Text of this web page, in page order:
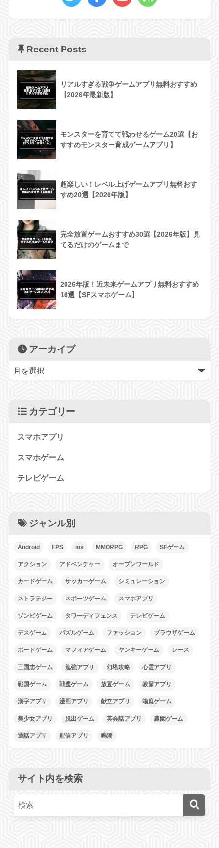
Recent Posts
リアルすぎる戦争ゲームアプリ無料おすすめ
【2026年最新版】
モンスターを育てて戦わせるゲーム20選【お
すすめモンスター育成ゲームアプリ】
超楽しい！レベル上げゲームアプリ無料おす
すめ20選【2026年版】
完全放置ゲームおすすめ30選【2026年版】見
てるだけのゲームまで
2026年版！近未来ゲームアプリ無料おすすめ
16選【SFスマホゲーム】
アーカイブ
カテゴリー
スマホアプリ
スマホゲーム
テレビゲーム
ジャンル別
Android FPS ios MMORPG RPG SFゲーム
アクション アドベンチャー オープンワールド
カードゲーム サッカーゲーム シミュレーション
ストラテジー スポーツゲーム スマホアプリ
ゾンビゲーム タワーディフェンス テレビゲーム
デスゲーム パズルゲーム ファッション ブラウザゲーム
ボードゲーム マフィアゲーム ヤンキーゲーム レース
三国志ゲーム 勉強アプリ 幻塔攻略 心霊アプリ
戦国ゲーム 戦艦ゲーム 放置ゲーム 教習アプリ
漢字アプリ 漫画アプリ 献立アプリ 箱庭ゲーム
美少女アプリ 脱出ゲーム 英会話アプリ 農園ゲーム
通話アプリ 配信アプリ 鳴潮
サイト内を検索